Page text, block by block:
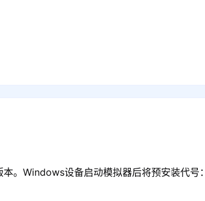
。Windows设备启动模拟器后将预安装代号